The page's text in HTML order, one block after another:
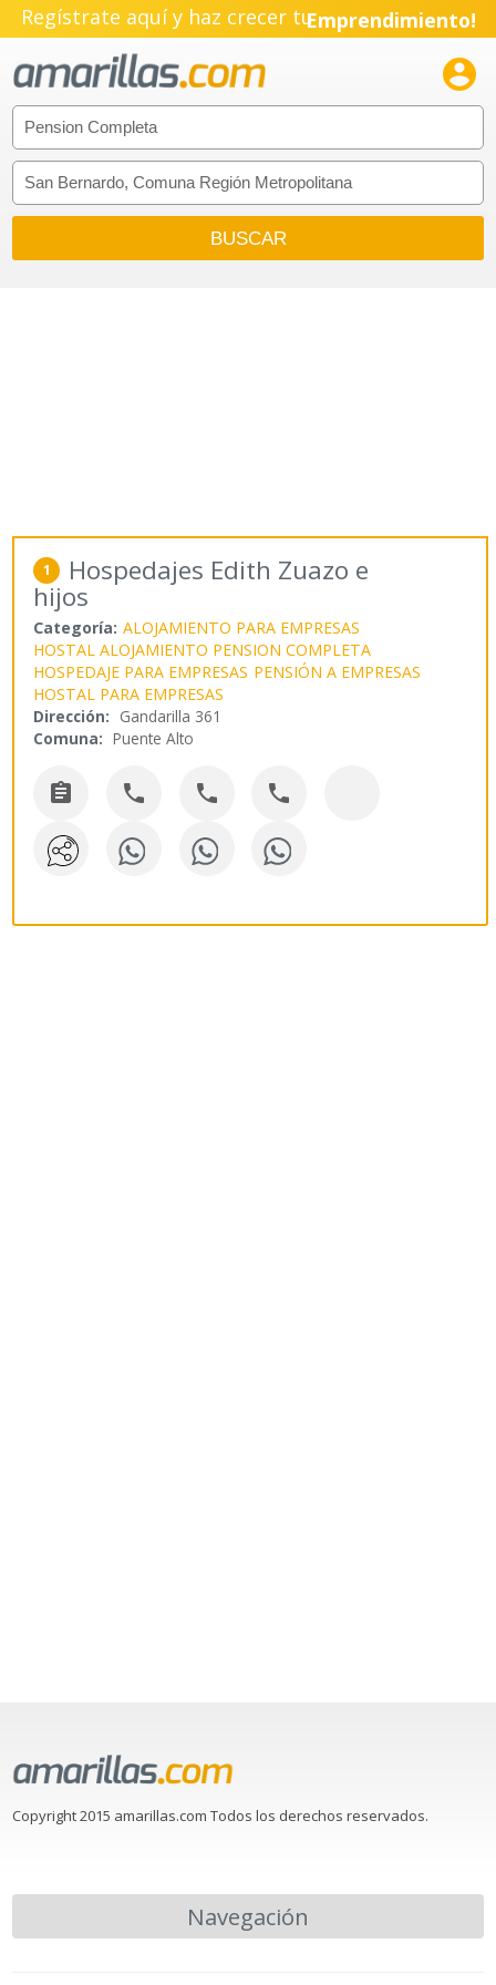
Regístrate aquí y haz crecer tuEmprendimiento!

1 Hospedajes Edith Zuazo e
hijos
Categoría: ALOJAMIENTO PARA EMPRESAS
HOSTAL ALOJAMIENTO PENSION COMPLETA
HOSPEDAJE PARA EMPRESAS PENSIÓN A EMPRESAS
HOSTAL PARA EMPRESAS
Dirección: Gandarilla 361
Comuna: Puente Alto
   
Copyright 2015 amarillas.com Todos los derechos reservados.
Navegación